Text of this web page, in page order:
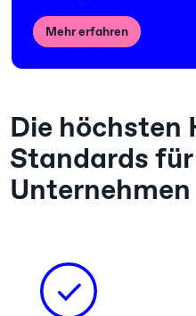
Mehr erfahren
Die höchsten
Standards
Unternehmen